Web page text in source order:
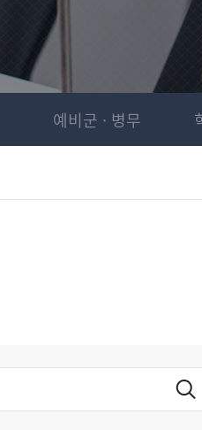
예비군 · 병무